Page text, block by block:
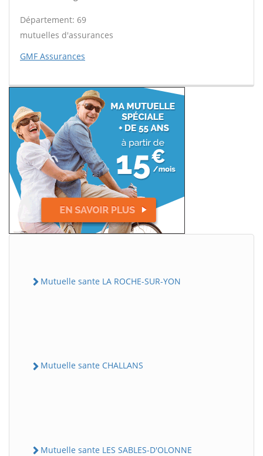
Département: 69
mutuelles d'assurances
GMF Assurances
Mutuelle sante LA ROCHE-SUR-YON
Mutuelle sante CHALLANS
Mutuelle sante LES SABLES-D'OLONNE